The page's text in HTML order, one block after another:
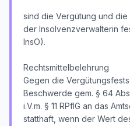
sind die Vergütung und
der Insolvenzverwalterin
InsO).
Rechtsmittelbelehrung
Gegen die
Beschwerde gem. § 64
i.V.m. § 11 RPflG an das
statthaft, wenn der Wert